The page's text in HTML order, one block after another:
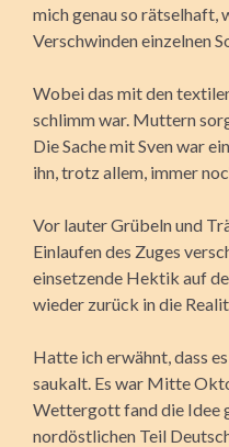
mich genau so rätselhaft,
Verschwinden einzelnen
Wobei das mit den
schlimm war. Muttern
Die Sache mit Sven war
ihn, trotz allem, immer
Vor lauter Grübeln und
Einlaufen des Zuges
einsetzende Hektik auf
wieder zurück in die
Hatte ich erwähnt, dass
saukalt. Es war Mitte
Wettergott fand die Idee
nordöstlichen Teil